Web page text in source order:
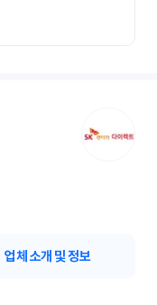
업체 소개 및 정보